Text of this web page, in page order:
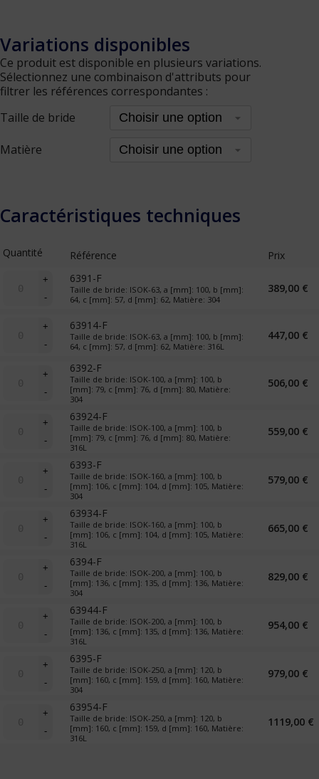
Variations disponibles
Ce produit est disponible en plusieurs variations.
Sélectionnez une combinaison d'attributs pour
filtrer les références correspondantes :
Taille de bride
Matière
Caractéristiques techniques
Quantité Référence
Prix
+
-
6391-F
Taille de bride: ISOK-63, a [mm]: 100, b [mm]:
64, c [mm]: 57, d [mm]: 62, Matière: 304
389,00 €
+
-
63914-F
Taille de bride: ISOK-63, a [mm]: 100, b [mm]:
64, c [mm]: 57, d [mm]: 62, Matière: 316L
447,00 €
+
-
6392-F
Taille de bride: ISOK-100, a [mm]: 100, b
[mm]: 79, c [mm]: 76, d [mm]: 80, Matière:
304
506,00 €
+
-
63924-F
Taille de bride: ISOK-100, a [mm]: 100, b
[mm]: 79, c [mm]: 76, d [mm]: 80, Matière:
316L
559,00 €
+
-
6393-F
Taille de bride: ISOK-160, a [mm]: 100, b
[mm]: 106, c [mm]: 104, d [mm]: 105, Matière:
304
579,00 €
+
-
63934-F
Taille de bride: ISOK-160, a [mm]: 100, b
[mm]: 106, c [mm]: 104, d [mm]: 105, Matière:
316L
665,00 €
+
-
6394-F
Taille de bride: ISOK-200, a [mm]: 100, b
[mm]: 136, c [mm]: 135, d [mm]: 136, Matière:
304
829,00 €
+
-
63944-F
Taille de bride: ISOK-200, a [mm]: 100, b
[mm]: 136, c [mm]: 135, d [mm]: 136, Matière:
316L
954,00 €
+
-
6395-F
Taille de bride: ISOK-250, a [mm]: 120, b
[mm]: 160, c [mm]: 159, d [mm]: 160, Matière:
304
979,00 €
+
-
63954-F
Taille de bride: ISOK-250, a [mm]: 120, b
[mm]: 160, c [mm]: 159, d [mm]: 160, Matière:
316L
1119,00 €